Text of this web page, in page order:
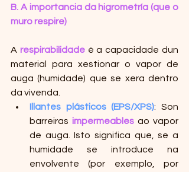
B. A importancia da higrometría (que o
muro respire)
A respirabilidade é a capacidade dun
material para xestionar o vapor de
auga (humidade) que se xera dentro
da vivenda.
Illantes plásticos (EPS/XPS): Son
barreiras impermeables ao vapor
de auga. Isto significa que, se a
humidade se introduce na
envolvente (por exemplo, por